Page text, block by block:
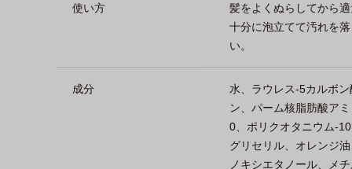
使い方
髪をよくぬらしてから
十分に泡立てて汚れを
い。
成分
水、ラウレス-5カルボ
ン、パーム核脂肪酸ア
0、ポリクオタニウム-
グリセリル、オレンジ
ノキシエタノール、メ